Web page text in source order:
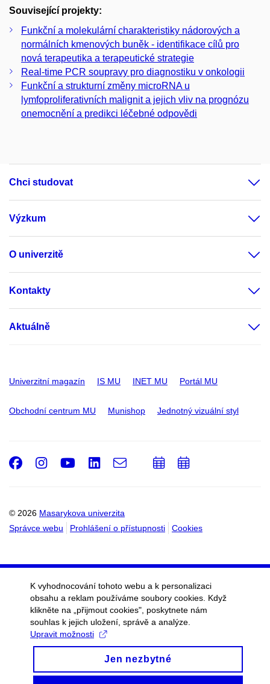
Související projekty:
Funkční a molekulární charakteristiky nádorových a
normálních kmenových buněk - identifikace cílů pro
nová terapeutika a terapeutické strategie
Real-time PCR soupravy pro diagnostiku v onkologii
Funkční a strukturní změny microRNA u
lymfoproliferativních malignit a jejich vliv na prognózu
onemocnění a predikci léčebné odpovědi
Chci studovat
Výzkum
O univerzitě
Kontakty
Aktuálně
Univerzitní magazín IS MU INET MU Portál MU
Obchodní centrum MU Munishop Jednotný vizuální styl
© 2026 Masarykova univerzita
Správce webu
Prohlášení o přístupnosti Cookies
Facebook
Instagram
Youtube
LinkedIn
e-
PřidatPřidat
K vyhodnocování tohoto webu a k personalizaci
obsahu a reklam používáme soubory cookies. Když
klikněte na „přijmout cookies", poskytnete nám
souhlas k jejich uložení, správě a analýze.
Upravit možnosti
Jen nezbytné